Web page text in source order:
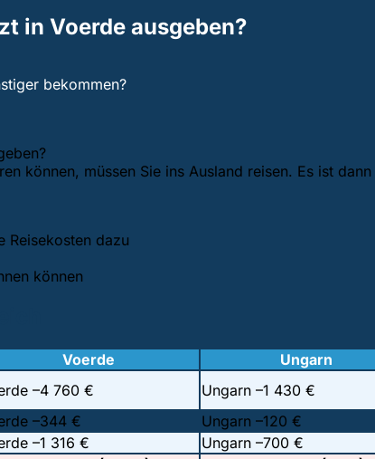
in Voerde ausgeben?
bekommen?
können, müssen Sie ins Ausland reisen. Es ist
Reisekosten dazu
können
Voerde Ungarn
–4 760 € Ungarn –1 430 €
–344 € Ungarn –120 €
–1 316 € Ungarn –700 €